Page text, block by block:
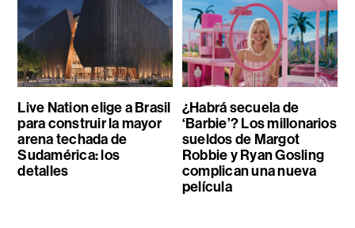
Live Nation elige a Brasil
para construir la mayor
arena techada de
Sudamérica: los
detalles
¿Habrá secuela de
‘Barbie’? Los millonarios
sueldos de Margot
Robbie y Ryan Gosling
complican una nueva
película